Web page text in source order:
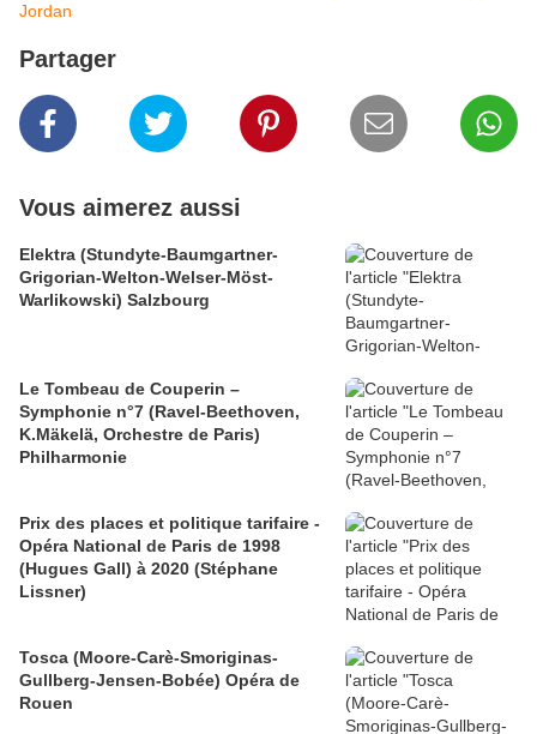
Jordan
Partager
Vous aimerez aussi
Elektra (Stundyte-Baumgartner-
Grigorian-Welton-Welser-Möst-
Warlikowski) Salzbourg
Le Tombeau de Couperin –
Symphonie n°7 (Ravel-Beethoven,
K.Mäkelä, Orchestre de Paris)
Philharmonie
Prix des places et politique tarifaire -
Opéra National de Paris de 1998
(Hugues Gall) à 2020 (Stéphane
Lissner)
Tosca (Moore-Carè-Smoriginas-
Gullberg-Jensen-Bobée) Opéra de
Rouen